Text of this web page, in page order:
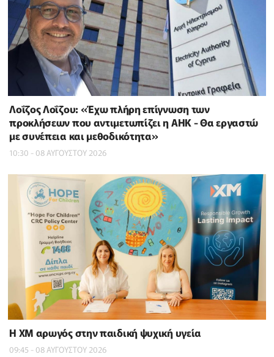
Λοΐζος Λοΐζου: «Έχω πλήρη επίγνωση των
προκλήσεων που αντιμετωπίζει η ΑΗΚ - Θα εργαστώ
με συνέπεια και μεθοδικότητα»
10:30 - 08 ΑΥΓΟΥΣΤΟΥ 2026
Η XM αρωγός στην παιδική ψυχική υγεία
09:45 - 08 ΑΥΓΟΥΣΤΟΥ 2026